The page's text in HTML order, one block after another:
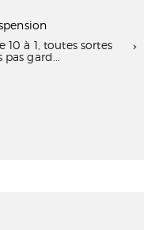
à 1, toutes sortes
gard...